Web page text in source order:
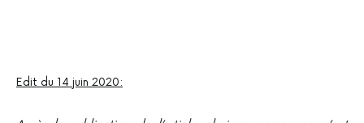
Edit du 14 juin 2020: